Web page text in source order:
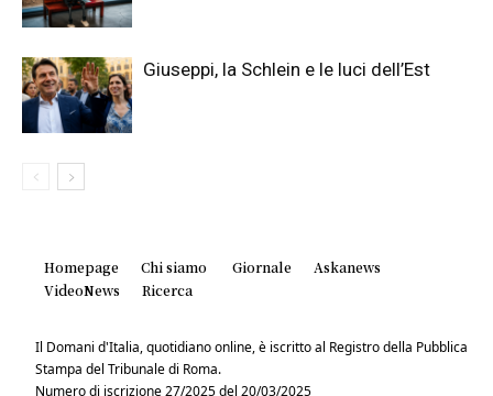
Giuseppi, la Schlein e le luci dell’Est
Homepage Chi siamo Giornale
Askanews
VideoNews
Ricerca
Il Domani d'Italia, quotidiano online, è iscritto al Registro della Pubblica
Stampa del Tribunale di Roma.
Numero di iscrizione 27/2025 del 20/03/2025